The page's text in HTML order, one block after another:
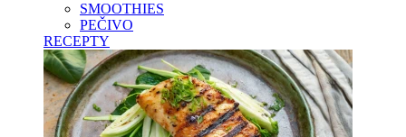
SMOOTHIES
PEČIVO
RECEPTY